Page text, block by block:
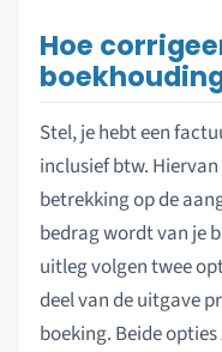
Hoe
Stel, je hebt een
inclusief btw.
betrekking op de
bedrag wordt van je
uitleg volgen twee
deel van de uitgave
boeking. Beide